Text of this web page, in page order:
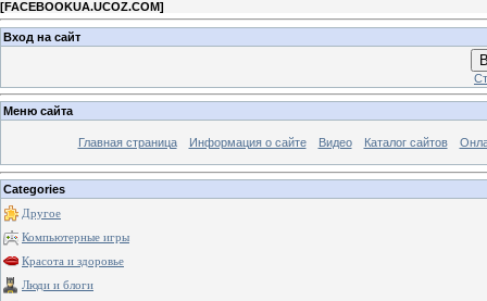
[FACEBOOKUA.UCOZ.COM]
Вход на сайт
Меню сайта
Главная страница Информация о сайте Видео Каталог сайтов
Categories
Другое
Компьютерные игры
Красота и здоровье
Люди и блоги